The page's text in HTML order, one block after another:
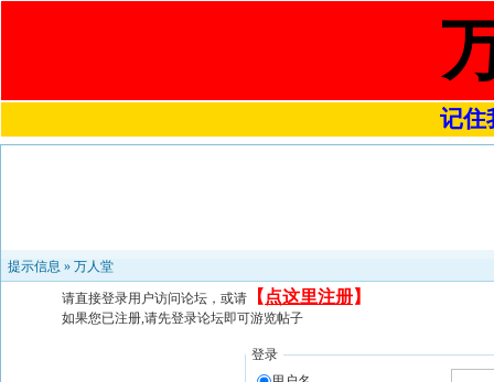
记住
提示信息 » 万人堂
请直接登录用户访问论坛，或请 【 点这里注册】
如果您已注册,请先登录论坛即可游览帖子
登录